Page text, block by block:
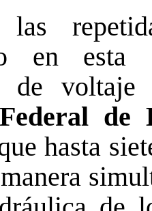
las
en esta
de
de
hasta